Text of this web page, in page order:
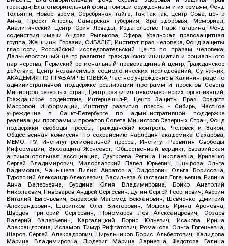
граждан, Благотворительный фонд помощи осужденным и их семьям, Фонд
Тольятти, Новое время, Серебряная тайга, Так-Так-Так, центр Сова, центр
Анна, Проект Апрель, Самарская губерния, Эра здоровья, Мемориал,
Аналитический Центр Юрия Левады, Издательство Парк Гагарина, Фонд
содействия имени Андрея Рылькова, Сфера, Уральская правозащитная
группа, Женщины Евразии, СИБАЛЬТ, Институт прав человека, Фонд защиты
гласности, Российский исследовательский центр по правам человека,
Дальневосточный центр развития гражданских инициатив и социального
партнерства, Пермский региональный правозащитный центр, Гражданское
действие, Центр независимых социологических исследований, Сутяжник,
АКАДЕМИЯ ПО ПРАВАМ ЧЕЛОВЕКА, Частное учреждение в Калининграде по
административной поддержке реализации программ и проектов Совета
Министров северных стран, Центр развития некоммерческих организаций,
Гражданское содействие, Интернешнл-Р, Центр Защиты Прав Средств
Массовой Информации, Институт развития прессы - Сибирь, Частное
учреждение в Санкт-Петербурге по административной поддержке
реализации программ и проектов Совета Министров Северных Стран, Фонд
поддержки свободы прессы, Гражданский контроль, Человек и Закон,
Общественная комиссия по сохранению наследия академика Сахарова,
МЕМО. РУ, Институт региональной прессы, Институт Развития Свободы
Информации, Экозащита!-Женсовет, Общественный вердикт, Евразийская
антимонопольная ассоциация, Дзугкоева Регина Николаевна, Кривенко
Сергей Владимирович, Милославский Павел Юрьевич, Шнырова Ольга
Вадимовна, Чанышева Лилия Айратовна, Сидорович Ольга Борисовна,
Туровский Александр Алексеевич, Васильева Анастасия Евгеньевна, Ривина
Анна Валерьевна, Бурдина Юлия Владимировна, Бойко Анатолий
Николаевич, Пивоваров Андрей Сергеевич, Дугин Сергей Георгиевич, Аверин
Виталий Евгеньевич, Барахоев Магомед Бекханович, Шевченко Дмитрий
Александрович, Шарипков Олег Викторович, Мошель Ирина Ароновна,
Шведов Григорий Сергеевич, Пономарев Лев Александрович, Созаев
Валерий Валерьевич, Каргалицкий Борис Юльевич, Исакова Ирина
Александровна, Исламов Тимур Рифгатович, Романова Ольга Евгеньевна,
Щаров Сергей Алексадрович, Цирульников Борис Альбертович, Халидова
Марина Владимировна, Людевиг Марина Зариевна, Федотова Галина